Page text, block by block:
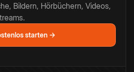
Bildern, Hörbüchern, Videos,
starten →